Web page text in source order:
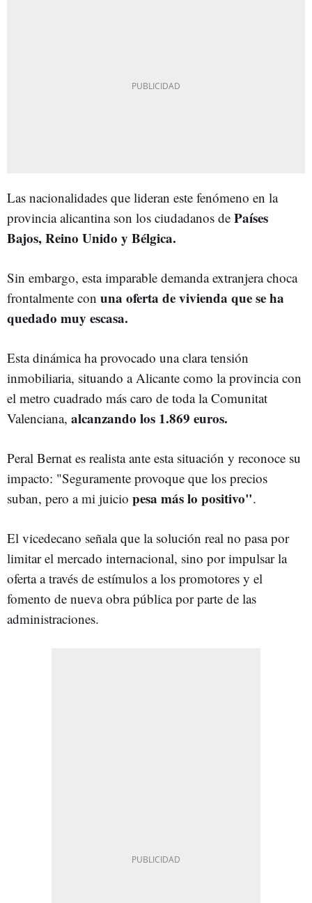
Las nacionalidades que lideran este fenómeno en la
provincia alicantina son los ciudadanos de Países
Bajos, Reino Unido y Bélgica.
Sin embargo, esta imparable demanda extranjera choca
frontalmente con una oferta de vivienda que se ha
quedado muy escasa.
Esta dinámica ha provocado una clara tensión
inmobiliaria, situando a Alicante como la provincia con
el metro cuadrado más caro de toda la Comunitat
Valenciana, alcanzando los 1.869 euros.
Peral Bernat es realista ante esta situación y reconoce su
impacto: "Seguramente provoque que los precios
suban, pero a mi juicio pesa más lo positivo".
El vicedecano señala que la solución real no pasa por
limitar el mercado internacional, sino por impulsar la
oferta a través de estímulos a los promotores y el
fomento de nueva obra pública por parte de las
administraciones.